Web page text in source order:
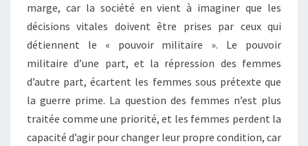
marge, car la société en vient à imaginer que les
décisions vitales doivent être prises par ceux qui
détiennent le « pouvoir militaire ». Le pouvoir
militaire d’une part, et la répression des femmes
d’autre part, écartent les femmes sous prétexte que
la guerre prime. La question des femmes n’est plus
traitée comme une priorité, et les femmes perdent la
capacité d’agir pour changer leur propre condition, car